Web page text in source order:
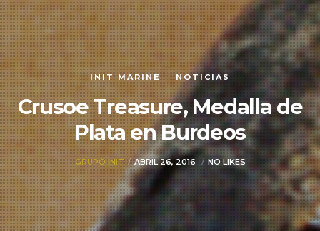
INIT MARINE NOTICIAS
Crusoe Treasure, Medalla de
Plata en Burdeos
GRUPO INIT ABRIL 26, 2016 NO LIKES